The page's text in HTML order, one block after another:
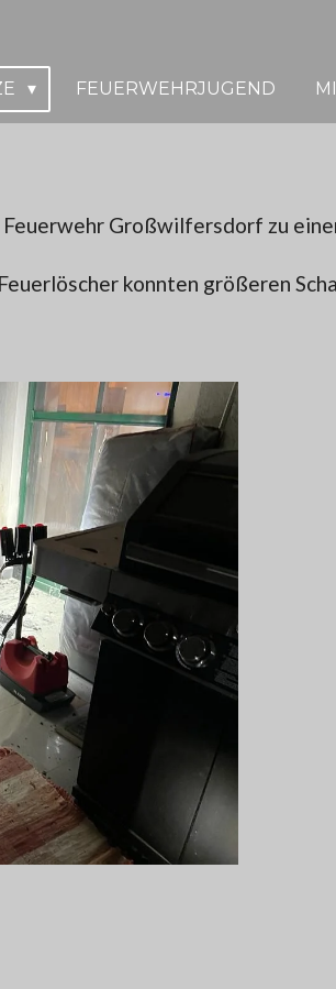
FEUERWEHRJUGEND
Großwilfersdorf zu
konnten größeren